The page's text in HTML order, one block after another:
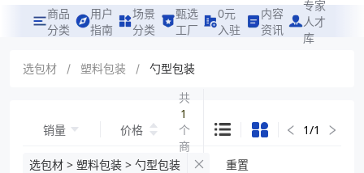
共挤热
收缩袋
221360
商品
分类
用户
指南
场景
分类
甄选
工厂
0元
入驻
内容
资讯
专家
人才
库
选包材 / 塑料包装 / 勺型包装
销量 价格
共
1
个
商
品
1/1
选包材 > 塑料包装 > 勺型包装 重置